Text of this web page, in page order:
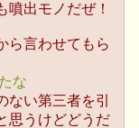
噴出モノだぜ！
ら言わせてもら
な
ない第三者を引
思うけどどうだ